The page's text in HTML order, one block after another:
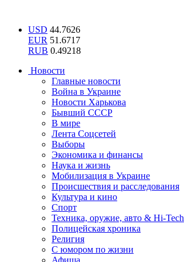
USD 44.7626
EUR 51.6717
RUB 0.49218
Новости
Главные новости
Война в Украине
Новости Харькова
Бывший СССР
В мире
Лента Соцсетей
Выборы
Экономика и финансы
Наука и жизнь
Мобилизация в Украине
Происшествия и расследования
Культура и кино
Спорт
Техника, оружие, авто & Hi-Tech
Полицейская хроника
Религия
С юмором по жизни
Афиша